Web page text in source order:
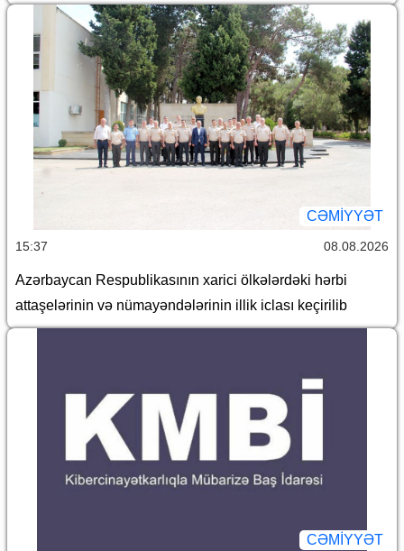
CƏMİYYƏT
15:37 08.08.2026
Azərbaycan Respublikasının xarici ölkələrdəki hərbi
attaşelərinin və nümayəndələrinin illik iclası keçirilib
CƏMİYYƏT